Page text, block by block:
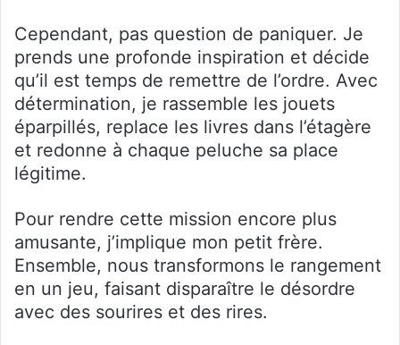
Cependant, pas question de paniquer. Je
prends une profonde inspiration et décide
qu’il est temps de remettre de l’ordre. Avec
détermination, je rassemble les jouets
éparpillés, replace les livres dans l’étagère
et redonne à chaque peluche sa place
légitime.
Pour rendre cette mission encore plus
amusante, j’implique mon petit frère.
Ensemble, nous transformons le rangement
en un jeu, faisant disparaître le désordre
avec des sourires et des rires.